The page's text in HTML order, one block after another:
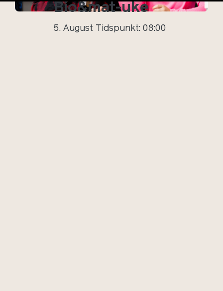
Bio&mat-uke
5. August Tidspunkt: 08:00